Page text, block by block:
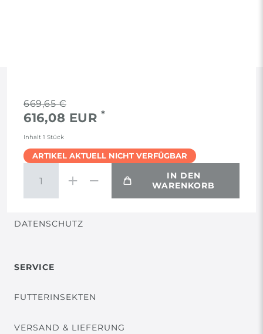
669,65 €
616,08 EUR *
Inhalt 1 Stück
ARTIKEL AKTUELL NICHT VERFÜGBAR
IN DEN
WARENKORB
RECHTLICHES
AGB
WIDERRUF
DATENSCHUTZ
SERVICE
FUTTERINSEKTEN
VERSAND & LIEFERUNG